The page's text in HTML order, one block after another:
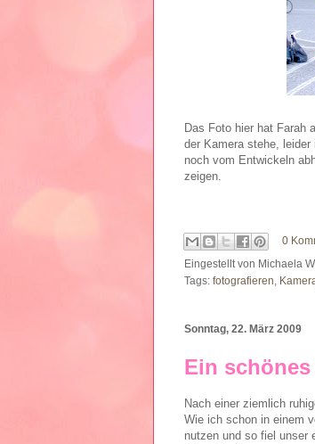
Das Foto hier hat Farah
der Kamera stehe,
noch vom Entwickeln
zeigen.
0
Eingestellt von Michaela
Tags: fotografieren,
Sonntag, 22. März 2009
Ein
Nach einer ziemlich
Wie ich schon in einem
nutzen und so fiel unser